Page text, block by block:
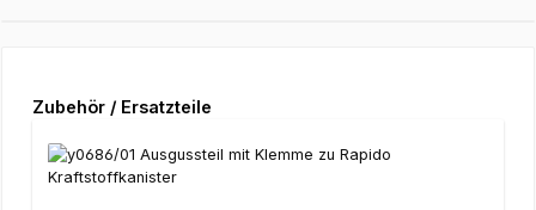
Produktgalerie überspringen
Zubehör / Ersatzteile